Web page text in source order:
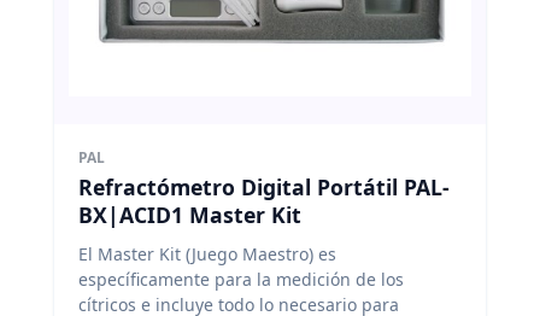
PAL
Refractómetro Digital Portátil PAL-
BX|ACID1 Master Kit
El Master Kit (Juego Maestro) es
específicamente para la medición de los
cítricos e incluye todo lo necesario para